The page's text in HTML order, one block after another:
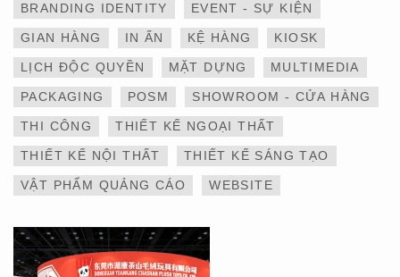
BRANDING IDENTITY EVENT - SỰ KIỆN
GIAN HÀNG IN ẤN KỆ HÀNG KIOSK
LỊCH ĐỘC QUYỀN MẶT DỰNG MULTIMEDIA
PACKAGING POSM SHOWROOM - CỬA HÀNG
THI CÔNG THIẾT KẾ NGOẠI THẤT
THIẾT KẾ NỘI THẤT THIẾT KẾ SÁNG TẠO
VẬT PHẨM QUẢNG CÁO WEBSITE
THIẾT KẾ VÀ THI CÔNG
GIAN HÀNG 6×9 TẠI
TRIỂN LÃM IBTE 2024 –
TỐI ƯU KHÔNG GIAN,
GIA TĂNG GIÁ TRỊ
THƯƠNG HIỆU